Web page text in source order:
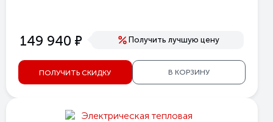
149 940 е Получить лучшую цену
ПОЛУЧИТЬ СКИДКУ В КОРЗИНУ